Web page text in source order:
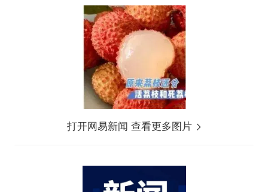
打开网易新闻 查看更多图片